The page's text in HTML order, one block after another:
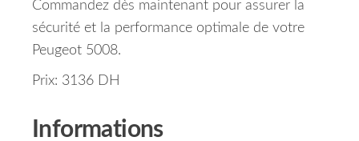
Commandez dès maintenant pour assurer la
sécurité et la performance optimale de votre
Peugeot 5008.
Prix: 3136 DH
Informations